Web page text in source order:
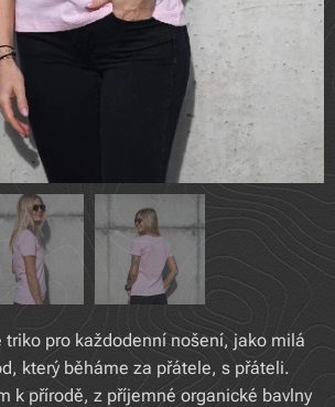
triko pro každodenní nošení, jako milá
který běháme za přátele, s přáteli.
k přírodě, z příjemné organické bavlny